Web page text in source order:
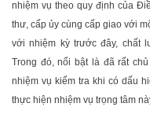
nhiệm vụ theo quy định của
thư, cấp ủy cùng cấp giao với
với nhiệm kỳ trước đây, chất
Trong đó, nổi bật là đã rất
nhiệm vụ kiểm tra khi có dấu
thực hiện nhiệm vụ trọng tâm